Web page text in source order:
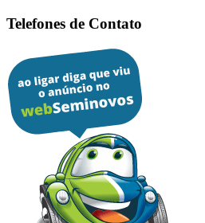
Telefones de Contato